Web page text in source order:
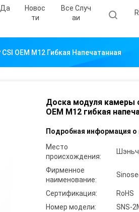
Да
Новос
Ти
Все Случ
Аи
OEM M12 Гибкая Напечатанная
Доска модуля камеры
OEM M12 гибкая
Подробная информация о
Место
происхождения:
Фирменное
наименование:
Сертификация:
RoHS
Номер модели:
SNS-